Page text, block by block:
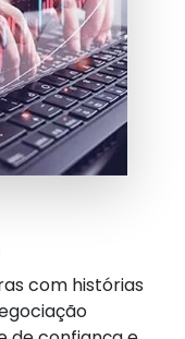
com histórias